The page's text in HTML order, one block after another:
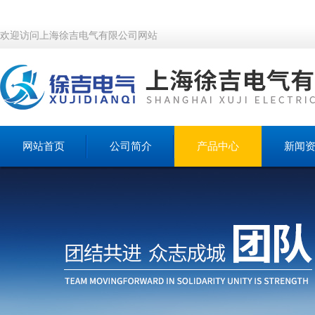
欢迎访问上海徐吉电气有限公司网站
网站首页 公司简介 产品中心 新闻